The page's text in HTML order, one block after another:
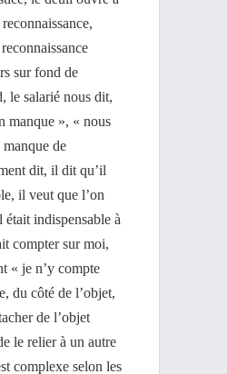
sur fond de
le salarié nous dit,
manque », « nous
de
dit, il dit qu’il
il veut que l’on
était indispensable à
compter sur moi,
« je n’y compte
du côté de l’objet,
de l’objet
le relier à un autre
complexe selon les